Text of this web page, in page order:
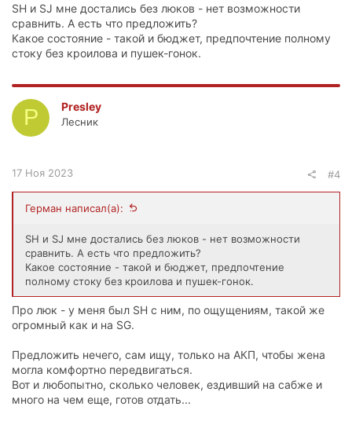
SH и SJ мне достались без люков - нет возможности
сравнить. А есть что предложить?
Какое состояние - такой и бюджет, предпочтение полному
стоку без кроилова и пушек-гонок.
P Presley
Лесник
17 Ноя 2023 #4
Герман написал(а):
SH и SJ мне достались без люков - нет возможности
сравнить. А есть что предложить?
Какое состояние - такой и бюджет, предпочтение
полному стоку без кроилова и пушек-гонок.
Про люк - у меня был SH c ним, по ощущениям, такой же
огромный как и на SG.
Предложить нечего, сам ищу, только на АКП, чтобы жена
могла комфортно передвигаться.
Вот и любопытно, сколько человек, ездивший на сабже и
много на чем еще, готов отдать...